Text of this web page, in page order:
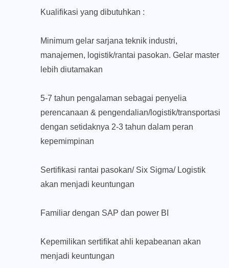
Kualifikasi yang dibutuhkan :
Minimum gelar sarjana teknik industri,
manajemen, logistik/rantai pasokan. Gelar master
lebih diutamakan
5-7 tahun pengalaman sebagai penyelia
perencanaan & pengendalian/logistik/transportasi
dengan setidaknya 2-3 tahun dalam peran
kepemimpinan
Sertifikasi rantai pasokan/ Six Sigma/ Logistik
akan menjadi keuntungan
Familiar dengan SAP dan power BI
Kepemilikan sertifikat ahli kepabeanan akan
menjadi keuntungan